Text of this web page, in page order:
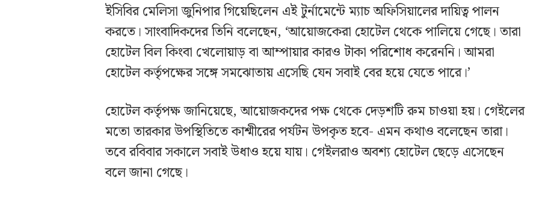
ইসিবির মেলিসা জুনিপার গিয়েছিলেন এই টুর্নামেন্টে ম্যাচ অফিসিয়ালের দায়িত্ব পালন
করতে। সাংবাদিকদের তিনি বলেছেন, ‘আয়োজকেরা হোটেল থেকে পালিয়ে গেছে। তারা
হোটেল বিল কিংবা খেলোয়াড় বা আম্পায়ার কারও টাকা পরিশোধ করেননি। আমরা
হোটেল কর্তৃপক্ষের সঙ্গে সমঝোতায় এসেছি যেন সবাই বের হয়ে যেতে পারে।’
হোটেল কর্তৃপক্ষ জানিয়েছে, আয়োজকদের পক্ষ থেকে দেড়শটি রুম চাওয়া হয়। গেইলের
মতো তারকার উপস্থিতিতে কাশ্মীরের পর্যটন উপকৃত হবে- এমন কথাও বলেছেন তারা।
তবে রবিবার সকালে সবাই উধাও হয়ে যায়। গেইলরাও অবশ্য হোটেল ছেড়ে এসেছেন
বলে জানা গেছে।